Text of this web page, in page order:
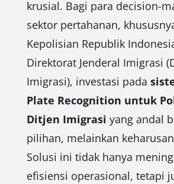
krusial. Bagi para decision-
sektor pertahanan,
Kepolisian Republik
Direktorat Jenderal Imigrasi
Imigrasi), investasi pada
Plate Recognition untuk
Ditjen Imigrasi yang andal
pilihan, melainkan
Solusi ini tidak hanya
efisiensi operasional, tetapi